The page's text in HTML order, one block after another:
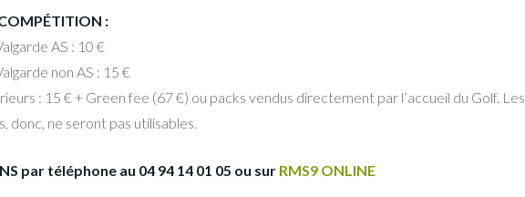
:
AS : 10 €
non AS : 15 €
: 15 € + Green fee (67 €) ou packs vendus directement par l’accueil du Golf. Les
donc, ne seront pas utilisables.
par téléphone au 04 94 14 01 05 ou sur RMS9 ONLINE